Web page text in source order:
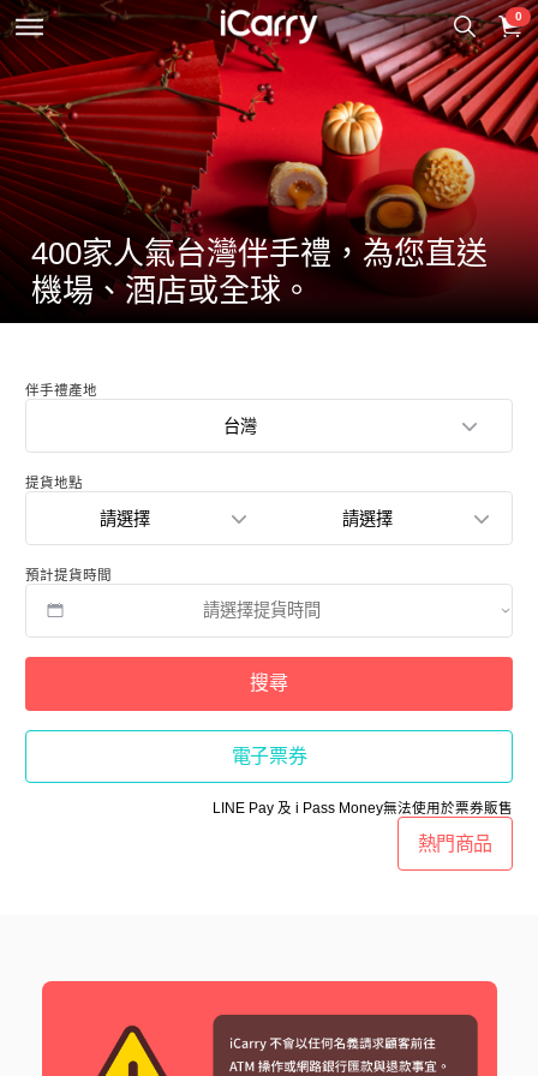
0
400家人氣台灣伴手禮，為您直送
機場、酒店或全球。
伴手禮產地
台灣
提貨地點
請選擇 請選擇
預計提貨時間
搜尋
電子票券
LINE Pay 及 i Pass Money無法使用於票券販售
熱門商品